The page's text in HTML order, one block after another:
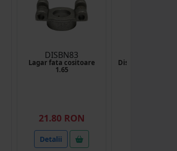
DISBN83
Lagar fata cositoare
1.65
21.80 RON
Detalii
Disc ambreiaj